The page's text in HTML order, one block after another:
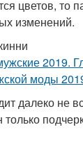
цветов, то
изменений.
далеко не